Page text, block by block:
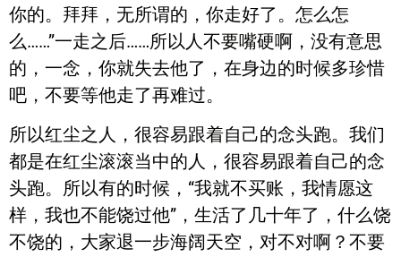
你的。拜拜，无所谓的，你走好了。怎么怎
么……”一走之后……所以人不要嘴硬啊，没有意思
的，一念，你就失去他了，在身边的时候多珍惜
吧，不要等他走了再难过。
所以红尘之人，很容易跟着自己的念头跑。我们
都是在红尘滚滚当中的人，很容易跟着自己的念
头跑。所以有的时候，“我就不买账，我情愿这
样，我也不能饶过他”，生活了几十年了，什么饶
不饶的，大家退一步海阔天空，对不对啊？不要